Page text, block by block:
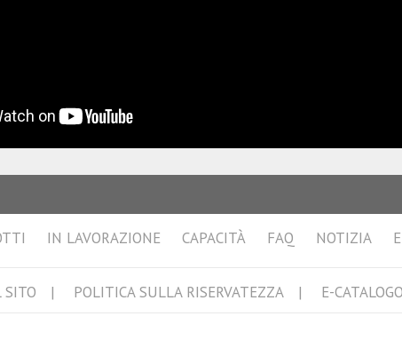
IN LAVORAZIONE CAPACITÀ FAQ NOTIZIA
SITO POLITICA SULLA RISERVATEZZA E-